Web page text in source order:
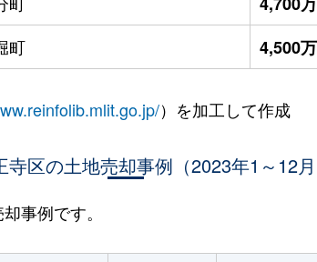
町 4,500
）を加工して作成
寺区の土地売却事例（2023年1～12月
事例です。